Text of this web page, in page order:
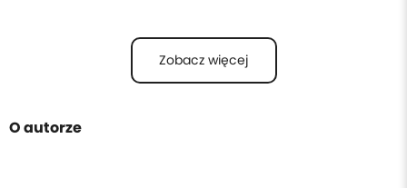
Zobacz więcej
O autorze